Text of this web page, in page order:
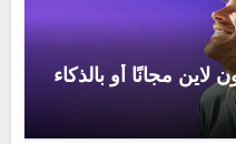
لاين مجانًا أو بالذكاء